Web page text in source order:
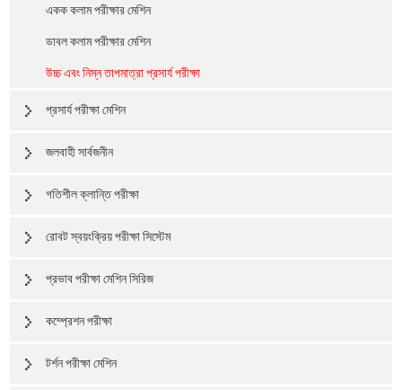
একক কলাম পরীক্ষার মেশিন
ডাবল কলাম পরীক্ষার মেশিন
উচ্চ এবং নিম্ন তাপমাত্রা প্রসার্য পরীক্ষা
প্রসার্য পরীক্ষা মেশিন
জলবাহী সার্বজনীন
গতিশীল ক্লান্তি পরীক্ষা
রোবট স্বয়ংক্রিয় পরীক্ষা সিস্টেম
প্রভাব পরীক্ষা মেশিন সিরিজ
কম্প্রেশন পরীক্ষা
টর্শন পরীক্ষা মেশিন